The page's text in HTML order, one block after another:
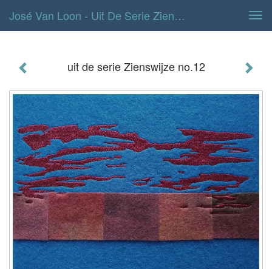
José Van Loon - Uit De Serie Zienswijze No.12
uit de serie Zienswijze no.12